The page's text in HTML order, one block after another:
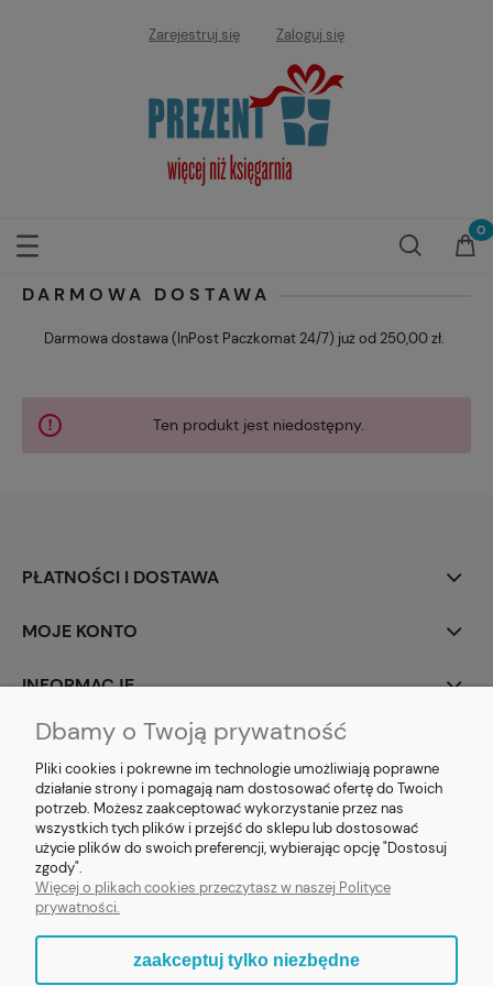
Zarejestruj się Zaloguj się
DARMOWA DOSTAWA
Darmowa dostawa (InPost Paczkomat 24/7) już od 250,00 zł.
Ten produkt jest niedostępny.
PŁATNOŚCI I DOSTAWA
MOJE KONTO
INFORMACJE
SOCIAL MEDIA
E-prezent.org|sprzedaz@e-prezent.org.pl| Tel.:511546060| NIP:
1133029322 | REGON: 388212193 | Skaryszewska 12, 03-802 Warszawa
© 2021 Księgarnia PREZENT
Dbamy o Twoją prywatność
Pliki cookies i pokrewne im technologie umożliwiają poprawne
działanie strony i pomagają nam dostosować ofertę do Twoich
potrzeb. Możesz zaakceptować wykorzystanie przez nas
wszystkich tych plików i przejść do sklepu lub dostosować
użycie plików do swoich preferencji, wybierając opcję "Dostosuj
zgody".
Więcej o plikach cookies przeczytasz w naszej Polityce
prywatności.
zaakceptuj tylko niezbędne